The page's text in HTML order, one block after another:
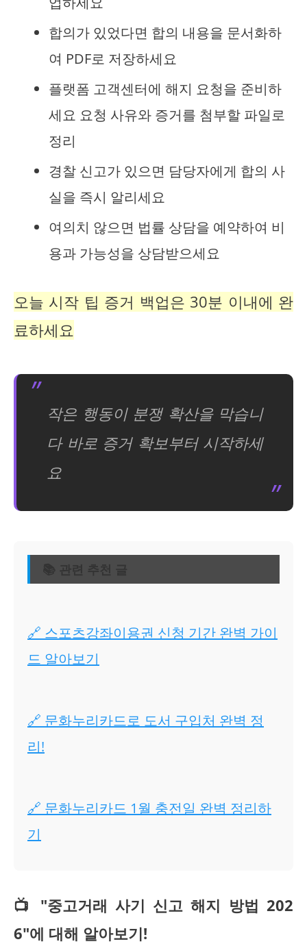
합의가 있었다면 합의 내용을 문서화하
여 PDF로 저장하세요
플랫폼 고객센터에 해지 요청을 준비하
세요 요청 사유와 증거를 첨부할 파일로
정리
경찰 신고가 있으면 담당자에게 합의 사
실을 즉시 알리세요
여의치 않으면 법률 상담을 예약하여 비
용과 가능성을 상담받으세요
오늘 시작 팁 증거 백업은 30분 이내에 완
료하세요
작은 행동이 분쟁 확산을 막습니
다 바로 증거 확보부터 시작하세
요
📚 관련 추천 글
🔗 스포츠강좌이용권 신청 기간 완벽 가이
드 알아보기
🔗 문화누리카드로 도서 구입처 완벽 정
리!
🔗 문화누리카드 1월 충전일 완벽 정리하
기
📺 "중고거래 사기 신고 해지 방법 202
6"에 대해 알아보기!